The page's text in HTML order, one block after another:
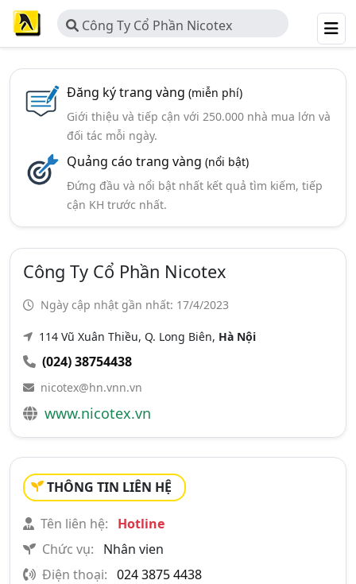
Công Ty Cổ Phần Nicotex
Đăng ký trang vàng (miễn phí)
Giới thiệu và tiếp cận với 250.000 nhà mua lớn và
đối tác mỗi ngày.
Quảng cáo trang vàng (nổi bật)
Đứng đầu và nổi bật nhất kết quả tìm kiếm, tiếp
cận KH trước nhất.
Công Ty Cổ Phần Nicotex
Ngày cập nhật gần nhất: 17/4/2023
114 Vũ Xuân Thiều, Q. Long Biên, Hà Nội
(024) 38754438
nicotex@hn.vnn.vn
www.nicotex.vn
THÔNG TIN LIÊN HỆ
Tên liên hệ:
Hotline
Chức vụ:
Nhân vien
Điện thoại: 024 3875 4438